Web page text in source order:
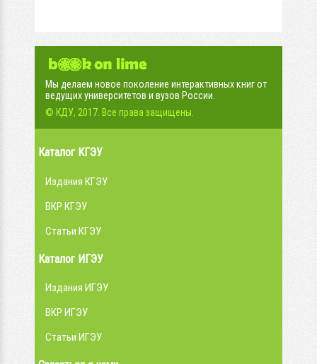
Мы делаем новое поколение интерактивных книг от
ведущих университетов и вузов России.
© КДУ, 2017. Все права защищены.
Каталог КГЭУ
Издания КГЭУ
ВКР КГЭУ
Статьи КГЭУ
Каталог ИГЭУ
Издания ИГЭУ
ВКР ИГЭУ
Статьи ИГЭУ